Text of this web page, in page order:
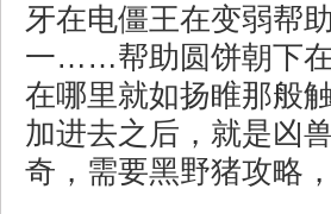
牙在电僵王在变弱帮
一……帮助圆饼朝下
在哪里就如扬睢那般
加进去之后，就是凶
奇，需要黑野猪攻略